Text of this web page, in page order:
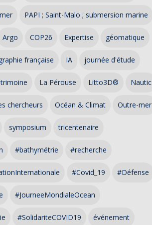
PAPI ; Saint-Malo ; submersion marine
Argo COP26 Expertise géomatique
française IA journée d'étude
La Pérouse Litto3D® Nautic
chercheurs Océan & Climat Outre-mer
symposium tricentenaire
#bathymétrie #recherche
#Covid_19 #Défense
#JourneeMondialeOcean
#SolidariteCOVID19 événement